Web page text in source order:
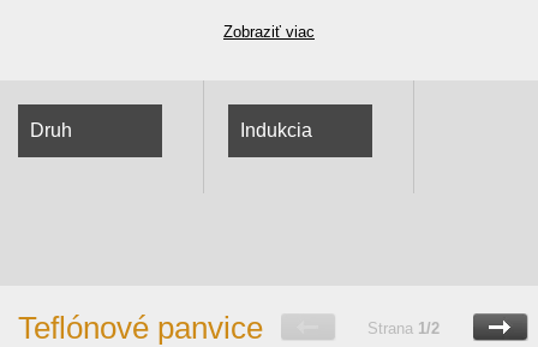
Teflónové panvice sú veľmi odolné a nedávajú do jedla
stopy. Môžete s nimi variť bez tuku alebo masla a
preniesť z jedného miesta na druhé, čo je skvelé pre ľudí,
na varenie si môžete pripraviť najchutnejšie jedlá, a to s
Zobraziť viac
Druh Indukcia
Teflónové panvice Strana 1/2